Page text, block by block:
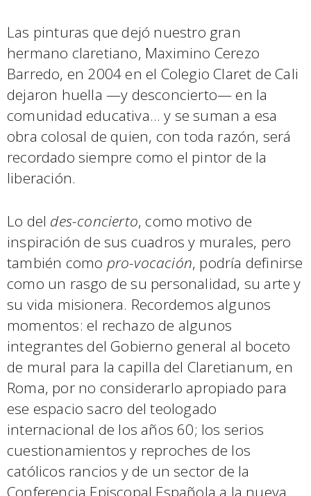
Las pinturas que dejó nuestro gran
hermano claretiano, Maximino Cerezo
Barredo, en 2004 en el Colegio Claret de Cali
dejaron huella —y desconcierto— en la
comunidad educativa… y se suman a esa
obra colosal de quien, con toda razón, será
recordado siempre como el pintor de la
liberación.
Lo del des-concierto, como motivo de
inspiración de sus cuadros y murales, pero
también como pro-vocación, podría definirse
como un rasgo de su personalidad, su arte y
su vida misionera. Recordemos algunos
momentos: el rechazo de algunos
integrantes del Gobierno general al boceto
de mural para la capilla del Claretianum, en
Roma, por no considerarlo apropiado para
ese espacio sacro del teologado
internacional de los años 60; los serios
cuestionamientos y reproches de los
católicos rancios y de un sector de la
Conferencia Episcopal Española a la nueva